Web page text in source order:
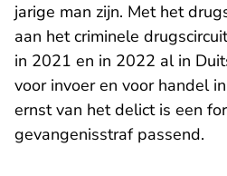
jarige man zijn. Met het
aan het criminele
in 2021 en in 2022 al in
voor invoer en voor handel
ernst van het delict is een
gevangenisstraf passend.